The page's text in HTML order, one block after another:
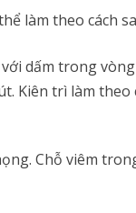
làm theo cách
dấm trong
Kiên trì làm theo
Chỗ viêm